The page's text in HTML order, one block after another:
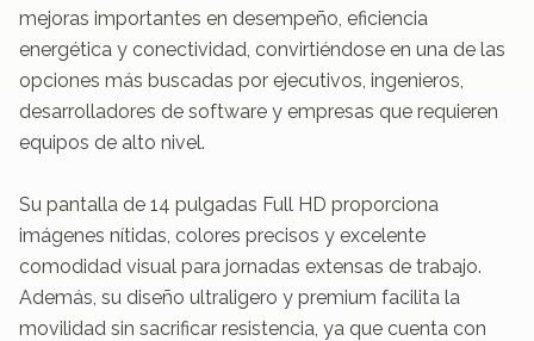
mejoras importantes en desempeño, eficiencia
energética y conectividad, convirtiéndose en una de las
opciones más buscadas por ejecutivos, ingenieros,
desarrolladores de software y empresas que requieren
equipos de alto nivel.
Su pantalla de 14 pulgadas Full HD proporciona
imágenes nítidas, colores precisos y excelente
comodidad visual para jornadas extensas de trabajo.
Además, su diseño ultraligero y premium facilita la
movilidad sin sacrificar resistencia, ya que cuenta con